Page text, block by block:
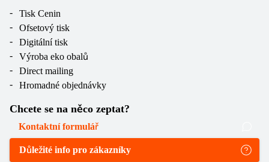
Tisk Cenin
Ofsetový tisk
Digitální tisk
Výroba eko obalů
Direct mailing
Hromadné objednávky
Chcete se na něco zeptat?
Kontaktní formulář
Důležité info pro zákazníky